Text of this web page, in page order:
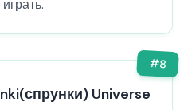
#8
Universe